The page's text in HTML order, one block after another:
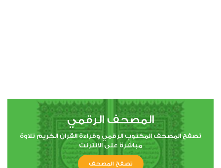
المصحف الرقمي
تصفح المصحف المكتوب الرقمي وقراءة القران الكريم تلاوة
مباشرة على الانترنت
تصفح المصحف